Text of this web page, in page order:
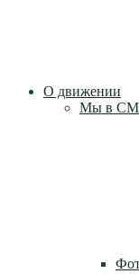
О движении
Мы в